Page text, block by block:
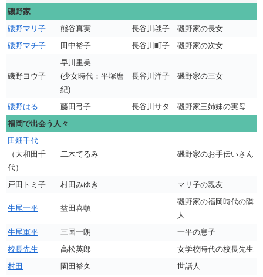
磯野家
磯野マリ子
熊谷真実 長谷川毬子
磯野家の長女
磯野マチ子
田中裕子 長谷川町子 磯野家の次女
磯野ヨウ子
早川里美
(少女時代：平塚麿
紀)
長谷川洋子 磯野家の三女
磯野はる 藤田弓子 長谷川サタ
磯野家三姉妹の実母
福岡で出会う人々
田畑千代
（大和田千
代）
二木てるみ 磯野家のお手伝いさん
戸田トミ子 村田みゆき マリ子の親友
牛尾一平 益田喜頓
磯野家の福岡時代の隣
人
牛尾軍平
三国一朗
一平の息子
校長先生
高松英郎
女学校時代の校長先生
村田
園田裕久
世話人